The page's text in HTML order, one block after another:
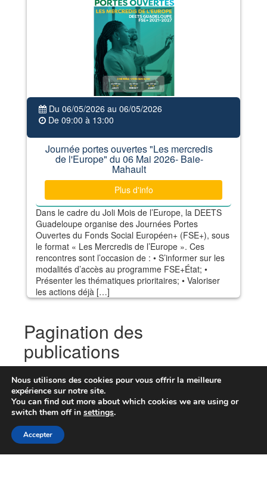
Du 06/05/2026 au 06/05/2026
De 09:00 à 13:00
Journée portes ouvertes "Les mercredis
de l'Europe" du 06 Mai 2026- Baie-
Mahault
Plus d'info
Dans le cadre du Joli Mois de l’Europe, la DEETS
Guadeloupe organise des Journées Portes
Ouvertes du Fonds Social Européen+ (FSE+), sous
le format « Les Mercredis de l’Europe ». Ces
rencontres sont l’occasion de : • S’informer sur les
modalités d’accès au programme FSE+État; •
Présenter les thématiques prioritaires; • Valoriser
les actions déjà […]
Pagination des
publications
1 2 … 11 Suivant
Nous utilisons des cookies pour vous offrir la meilleure
expérience sur notre site.
You can find out more about which cookies we are using or
switch them off in settings.
Accepter